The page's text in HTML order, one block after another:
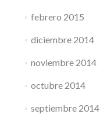
febrero 2015
diciembre 2014
noviembre 2014
octubre 2014
septiembre 2014